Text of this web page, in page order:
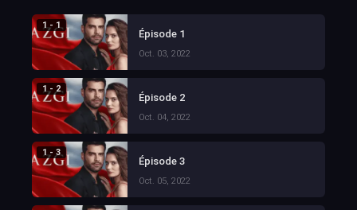
1 - 1
Épisode 1
Oct. 03, 2022
1 - 2
Épisode 2
Oct. 04, 2022
1 - 3
Épisode 3
Oct. 05, 2022